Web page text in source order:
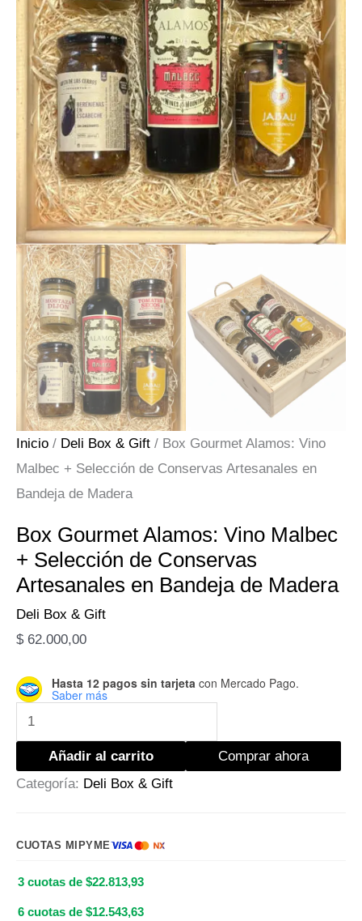
Inicio / Deli Box & Gift / Box Gourmet Alamos: Vino
Malbec + Selección de Conservas Artesanales en
Bandeja de Madera
Box Gourmet Alamos: Vino Malbec
+ Selección de Conservas
Artesanales en Bandeja de Madera
Deli Box & Gift
$62.000,00
Hasta 12 pagos sin tarjeta con Mercado Pago.
Saber más
Conservas
Artesanales
Bandeja
de
Madera
cantidad
Añadir al carrito
Comprar ahora
Categoría: Deli Box & Gift
CUOTAS MIPYME
3 cuotas de $22.813,93
6 cuotas de $12.543,63